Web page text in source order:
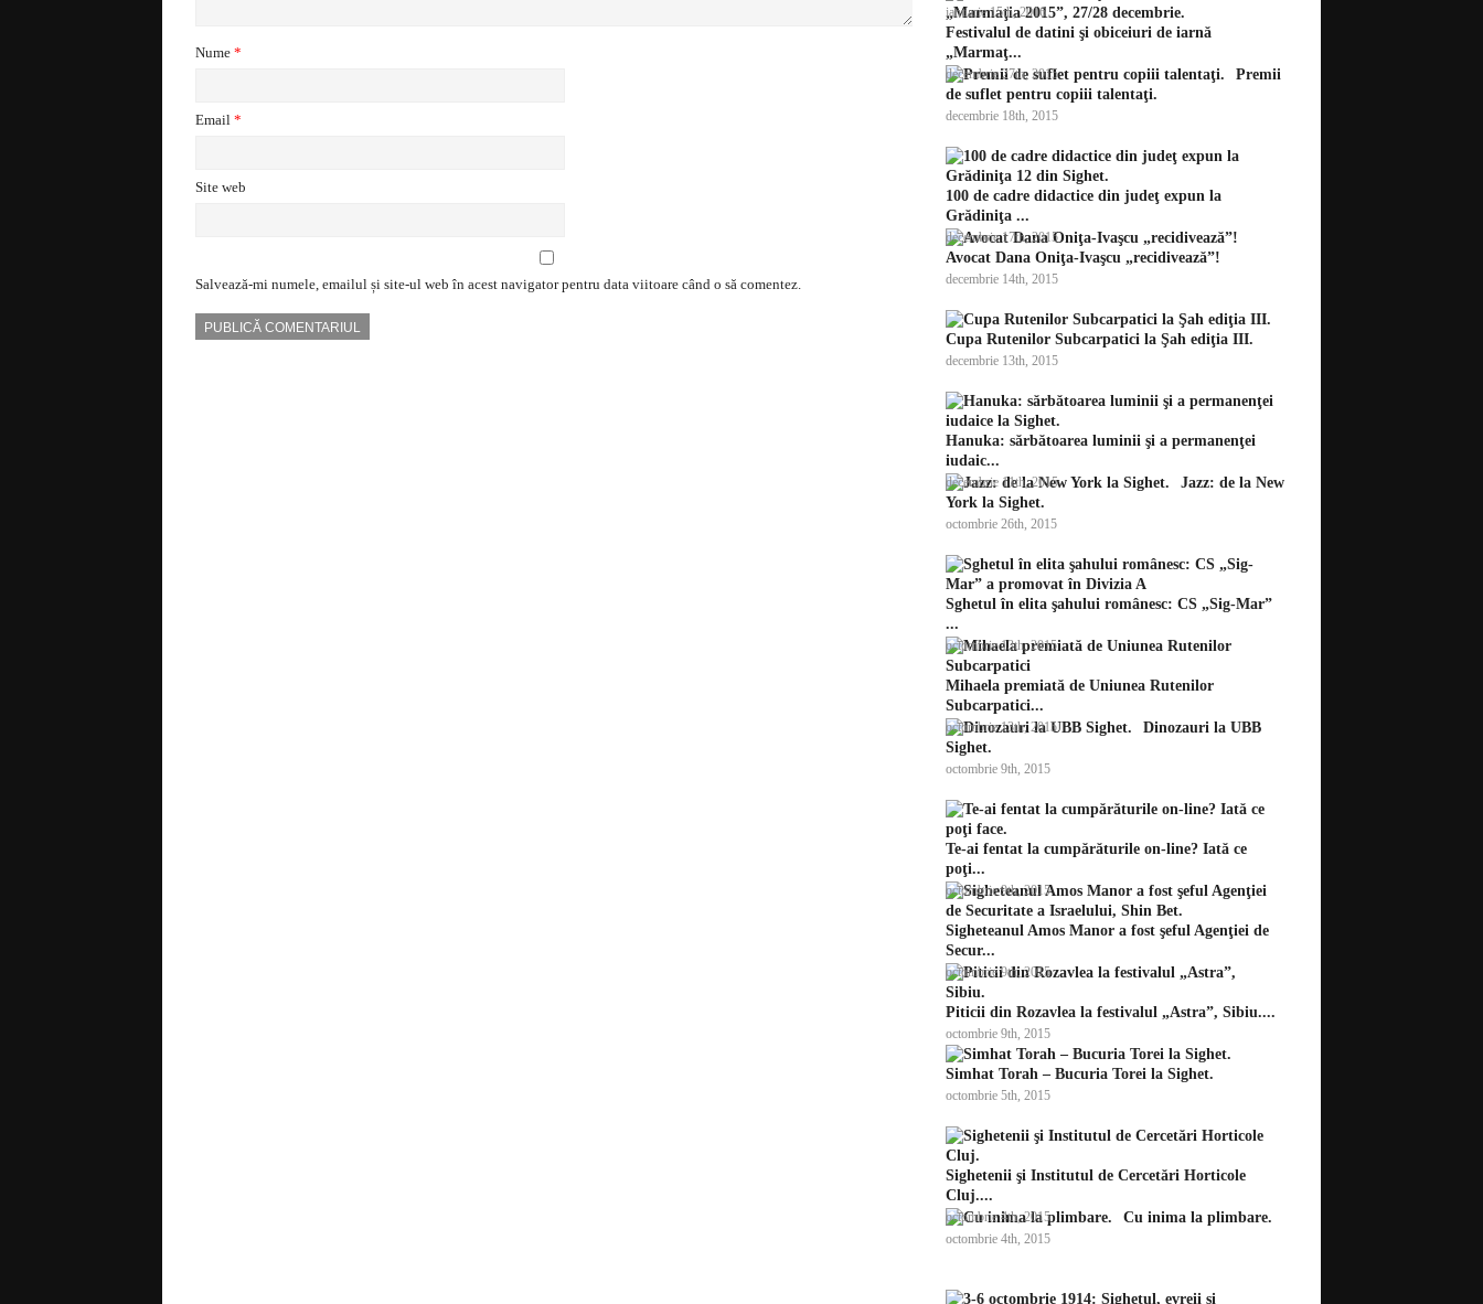
Nume *
Email *
Site web
Salvează-mi numele, emailul și site-ul web în acest navigator pentru data viitoare când o să comentez.
ianuarie 15th, 2016
Festivalul de datini şi obiceiuri de iarnă
„Marmaţ...
decembrie 27th, 2015
Premii
de suflet pentru copiii talentaţi.
decembrie 18th, 2015
100 de cadre didactice din judeţ expun la
Grădiniţa ...
decembrie 17th, 2015
Avocat Dana Oniţa-Ivaşcu „recidivează”!
decembrie 14th, 2015
Cupa Rutenilor Subcarpatici la Şah ediţia III.
decembrie 13th, 2015
Hanuka: sărbătoarea luminii şi a permanenţei
iudaic...
decembrie 11th, 2015
Jazz: de la New
York la Sighet.
octombrie 26th, 2015
Sghetul în elita şahului românesc: CS „Sig-Mar”
...
octombrie 13th, 2015
Mihaela premiată de Uniunea Rutenilor
Subcarpatici...
octombrie 13th, 2015
Dinozauri la UBB
Sighet.
octombrie 9th, 2015
Te-ai fentat la cumpărăturile on-line? Iată ce
poţi...
octombrie 9th, 2015
Sigheteanul Amos Manor a fost şeful Agenţiei de
Secur...
octombrie 9th, 2015
Piticii din Rozavlea la festivalul „Astra”, Sibiu....
octombrie 9th, 2015
Simhat Torah – Bucuria Torei la Sighet.
octombrie 5th, 2015
Sighetenii şi Institutul de Cercetări Horticole
Cluj....
octombrie 4th, 2015 Cu inima la plimbare.
octombrie 4th, 2015